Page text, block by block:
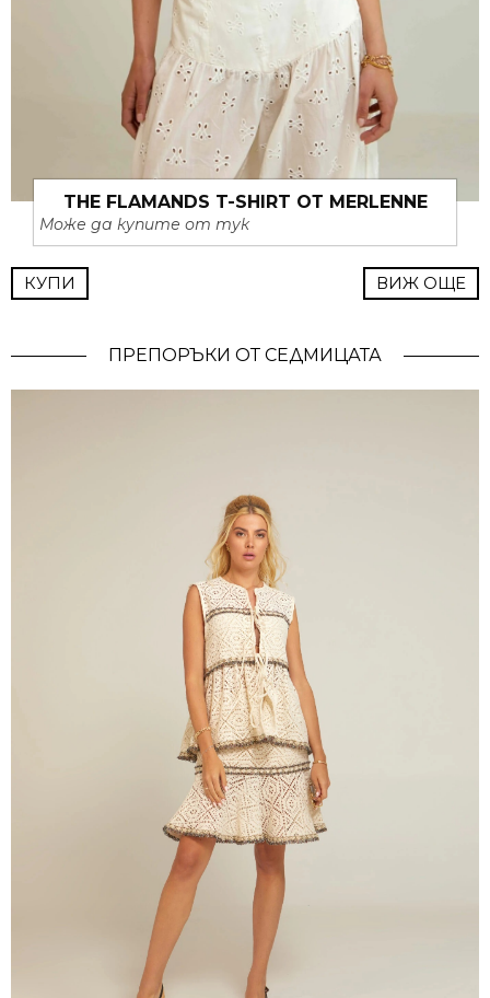
THE FLAMANDS T-SHIRT ОТ MERLENNE
Може да купите от тук
КУПИ ВИЖ ОЩЕ
ПРЕПОРЪКИ ОТ СЕДМИЦАТА